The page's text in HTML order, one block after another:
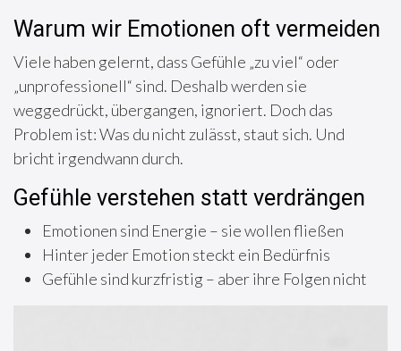
Warum wir Emotionen oft vermeiden
Viele haben gelernt, dass Gefühle „zu viel“ oder
„unprofessionell“ sind. Deshalb werden sie
weggedrückt, übergangen, ignoriert. Doch das
Problem ist: Was du nicht zulässt, staut sich. Und
bricht irgendwann durch.
Gefühle verstehen statt verdrängen
Emotionen sind Energie – sie wollen fließen
Hinter jeder Emotion steckt ein Bedürfnis
Gefühle sind kurzfristig – aber ihre Folgen nicht